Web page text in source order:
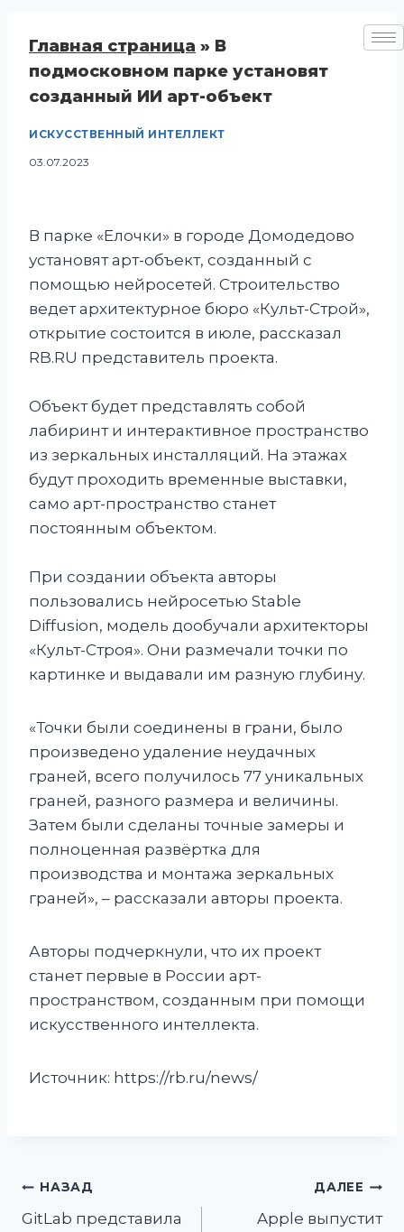
Главная страница » В
подмосковном парке установят
созданный ИИ арт-объект
ИСКУССТВЕННЫЙ ИНТЕЛЛЕКТ
03.07.2023
В парке «Елочки» в городе Домодедово
установят арт-объект, созданный с
помощью нейросетей. Строительство
ведет архитектурное бюро «Культ-Строй»,
открытие состоится в июле, рассказал
RB.RU представитель проекта.
Объект будет представлять собой
лабиринт и интерактивное пространство
из зеркальных инсталляций. На этажах
будут проходить временные выставки,
само арт-пространство станет
постоянным объектом.
При создании объекта авторы
пользовались нейросетью Stable
Diffusion, модель дообучали архитекторы
«Культ-Строя». Они размечали точки по
картинке и выдавали им разную глубину.
«Точки были соединены в грани, было
произведено удаление неудачных
граней, всего получилось 77 уникальных
граней, разного размера и величины.
Затем были сделаны точные замеры и
полноценная развёртка для
производства и монтажа зеркальных
граней», – рассказали авторы проекта.
Авторы подчеркнули, что их проект
станет первые в России арт-
пространством, созданным при помощи
искусственного интеллекта.
Источник: https://rb.ru/news/
НАЗАД
GitLab представила
ДАЛЕЕ
Apple выпустит